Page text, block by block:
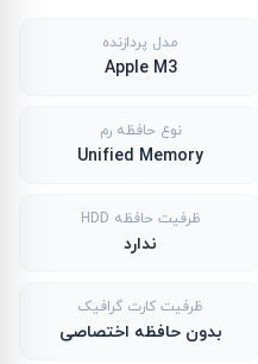
مدل پردازنده
Apple M3
نوع حافظه رم
Unified Memory
ظرفیت حافظه HDD
ندارد
ظرفیت کارت گرافیک
بدون حافظه اختصاصی